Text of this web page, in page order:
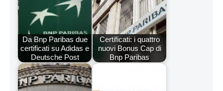
Da Bnp Paribas due
certificati su Adidas e
Deutsche Post
Certificati: i quattro
nuovi Bonus Cap di
Bnp Paribas